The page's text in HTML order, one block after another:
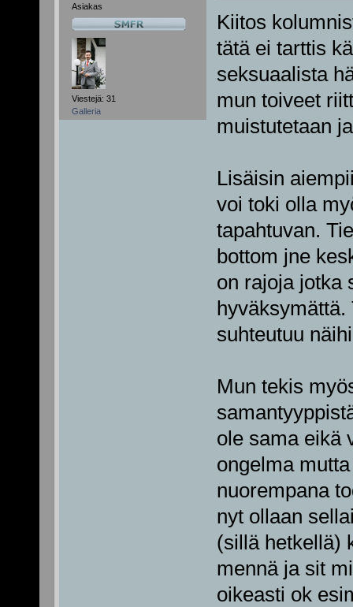
Asiakas
Viestejä: 31
Galleria
Kiitos
tätä ei tarttis
seksuaalista
mun toiveet
muistutetaan
Lisäisin
voi toki olla
tapahtuvan.
bottom jne
on rajoja jotka
suhteutuu
Mun tekis
ole sama eikä
ongelma
nuorempana
nyt ollaan
(sillä hetkellä)
mennä ja sit
oikeasti ok